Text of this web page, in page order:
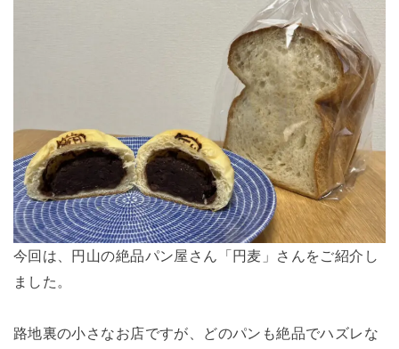
今回は、円山の絶品パン屋さん「円麦」さんをご紹介し
ました。
路地裏の小さなお店ですが、どのパンも絶品でハズレな